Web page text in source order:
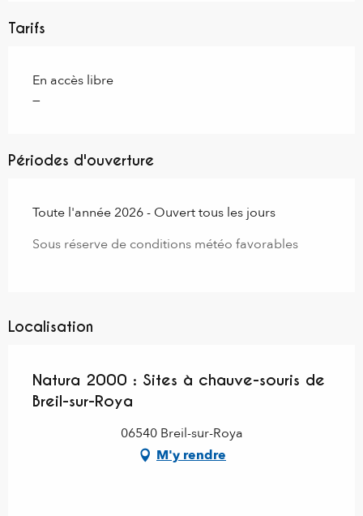
Tarifs
En accès libre
—
Périodes d'ouverture
Toute l'année 2026 - Ouvert tous les jours
Sous réserve de conditions météo favorables
Localisation
Natura 2000 : Sites à chauve-souris de
Breil-sur-Roya
06540 Breil-sur-Roya
M'y rendre